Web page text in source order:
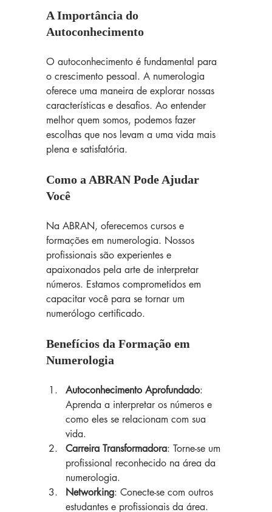
A Importância do
Autoconhecimento
O autoconhecimento é fundamental para
o crescimento pessoal. A numerologia
oferece uma maneira de explorar nossas
características e desafios. Ao entender
melhor quem somos, podemos fazer
escolhas que nos levam a uma vida mais
plena e satisfatória.
Como a ABRAN Pode Ajudar
Você
Na ABRAN, oferecemos cursos e
formações em numerologia. Nossos
profissionais são experientes e
apaixonados pela arte de interpretar
números. Estamos comprometidos em
capacitar você para se tornar um
numerólogo certificado.
Benefícios da Formação em
Numerologia
Autoconhecimento Aprofundado:
Aprenda a interpretar os números e
como eles se relacionam com sua
vida.
Carreira Transformadora: Torne-se um
profissional reconhecido na área da
numerologia.
Networking: Conecte-se com outros
estudantes e profissionais da área.